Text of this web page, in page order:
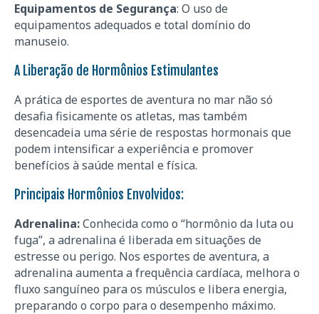
Equipamentos de Segurança: O uso de
equipamentos adequados e total domínio do
manuseio.
A Liberação de Hormônios Estimulantes
A prática de esportes de aventura no mar não só
desafia fisicamente os atletas, mas também
desencadeia uma série de respostas hormonais que
podem intensificar a experiência e promover
benefícios à saúde mental e física.
Principais Hormônios Envolvidos:
Adrenalina:Conhecida como o “hormônio da luta ou
fuga”, a adrenalina é liberada em situações de
estresse ou perigo. Nos esportes de aventura, a
adrenalina aumenta a frequência cardíaca, melhora o
fluxo sanguíneo para os músculos e libera energia,
preparando o corpo para o desempenho máximo.